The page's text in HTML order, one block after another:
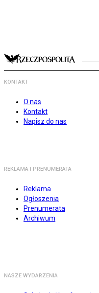
KONTAKT
O nas
Kontakt
Napisz do nas
REKLAMA I PRENUMERATA
Reklama
Ogłoszenia
Prenumerata
Archiwum
NASZE WYDARZENIA